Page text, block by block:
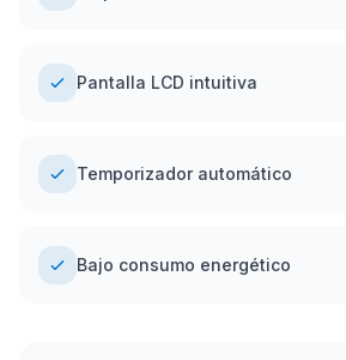
Pantalla LCD intuitiva
Temporizador automático
Bajo consumo energético